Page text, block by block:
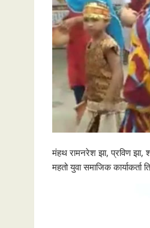
मंहथ रामनरेश झा, प्रविण झा,
महतो युवा समाजिक कार्याकर्ता